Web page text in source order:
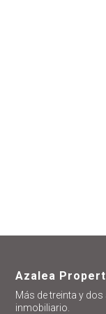
Azalea
Más de treinta y
inmobiliario.